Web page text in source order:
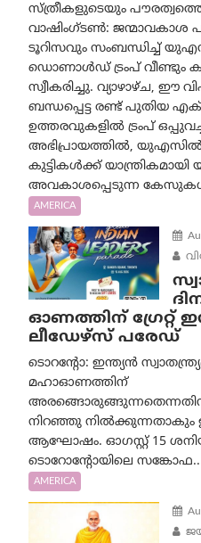
സ്ത്രീകളുടെയും പൗരത്വത്തെ
വാഷിംഗ്ടണ്‍: ജന്മാവകാശ
ടൂറിസവും സംബന്ധിച്ച്
ഡൊണാൾഡ് ട്രംപ് വീണ്ടും
സ്വീകരിച്ചു. വ്യാഴാഴ്ച, ഈ
ബന്ധപ്പെട്ട രണ്ട് പുതിയ
ഉത്തരവുകളിൽ ട്രംപ്
അഭിപ്രായത്തിൽ, യുഎസിൽ
കുട്ടികൾക്ക്
അവകാശപ്പെടുന്ന
AMERICA
ഓണത്തിന് ഗ്രേറ്റ്
ലീഡേഴ്സ് പരേഡ്
ടൊറന്റോ: ഇന്ത്യൻ
മഹാഓണത്തിന്
നിറഞ്ഞു
ആഘോഷം. ഓഗസ്റ്റ് 15
ടൊറോന്റോയിലെ
AMERICA